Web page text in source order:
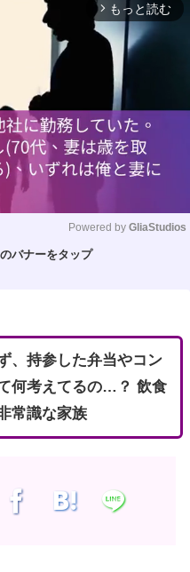
arrow_forward_ios もっと読む
Powered by GliaStudios
バナーをタップ
、持参した弁当やコン
何考えてるの…？ 飲食
常識な家族